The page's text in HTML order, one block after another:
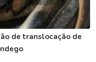
de translocação de